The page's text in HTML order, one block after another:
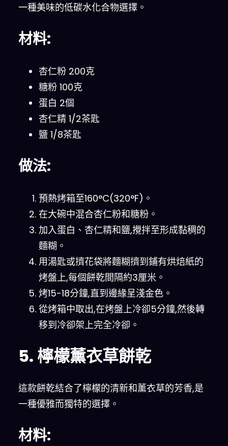
一種美味的低碳水化合物選擇。
材料:
杏仁粉 200克
糖粉 100克
蛋白 2個
杏仁精 1/2茶匙
鹽 1/8茶匙
做法:
預熱烤箱至160°C(320°F)。
在大碗中混合杏仁粉和糖粉。
加入蛋白、杏仁精和鹽,攪拌至形成黏稠的
麵糊。
用湯匙或擠花袋將麵糊擠到鋪有烘焙紙的
烤盤上,每個餅乾間隔約3厘米。
烤15-18分鐘,直到邊緣呈淺金色。
從烤箱中取出,在烤盤上冷卻5分鐘,然後轉
移到冷卻架上完全冷卻。
5. 檸檬薰衣草餅乾
這款餅乾結合了檸檬的清新和薰衣草的芳香,是
一種優雅而獨特的選擇。
材料: